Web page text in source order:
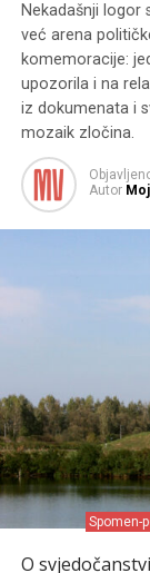
Nekadašnji
već arena
komemoracije:
upozorila i na
iz dokumenata i
mozaik zločina.
Autor
Spomen-
O